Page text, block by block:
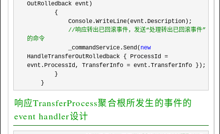
OutRolledback evnt)
//响应转出已回滚事件，发送“处理转出已回滚事件”
的命令
            _commandService.Send(
new
HandleTransferOutRolledback { ProcessId =
evnt.ProcessId, TransferInfo = evnt.TransferInfo });
    }
响应TransferProcess聚合根所发生的事件的
event handler设计